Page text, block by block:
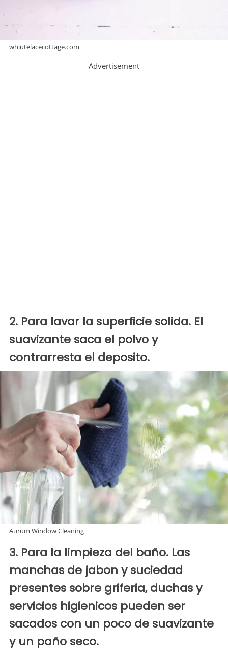
whiutelacecottage.com
Advertisement
2. Para lavar la superficie solida. El
suavizante saca el polvo y
contrarresta el deposito.
Aurum Window Cleaning
3. Para la limpieza del baño. Las
manchas de jabon y suciedad
presentes sobre griferia, duchas y
servicios higienicos pueden ser
sacados con un poco de suavizante
y un paño seco.